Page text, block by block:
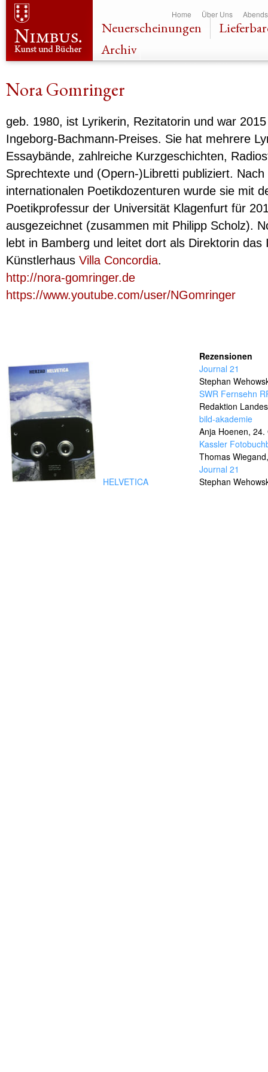
Home Über Uns
Neuerscheinungen
Archiv
Nora Gomringer
geb. 1980, ist Lyrikerin, Rezitatorin und war
Ingeborg-Bachmann-Preises. Sie hat mehrere
Essaybände, zahlreiche Kurzgeschichten,
Sprechtexte und (Opern-)Libretti publiziert.
internationalen Poetikdozenturen wurde sie mit
Poetikprofessur der Universität Klagenfurt für
ausgezeichnet (zusammen mit Philipp Scholz).
lebt in Bamberg und leitet dort als Direktorin das
Künstlerhaus Villa Concordia.
http://nora-gomringer.de
https://www.youtube.com/user/NGomringer
HELVETICA
Rezensionen
Journal 21
Stephan
SWR Fernsehn
Redaktion
bild-akademie
Anja Hoenen, 24.
Kassler
Thomas
Journal 21
Stephan